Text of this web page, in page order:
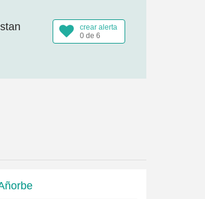
crear alerta
0 de 6